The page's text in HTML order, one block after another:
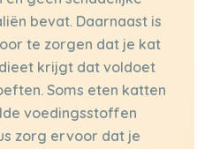
bevat. Daarnaast is
te zorgen dat je kat
krijgt dat voldoet
Soms eten katten
voedingsstoffen
zorg ervoor dat je